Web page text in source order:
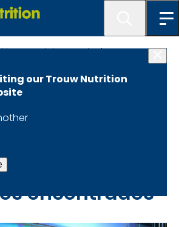
our Trouw Nutrition
noticias y artículos
y eventos
encontrados